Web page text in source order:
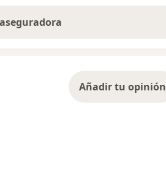
Añadir tu opinión